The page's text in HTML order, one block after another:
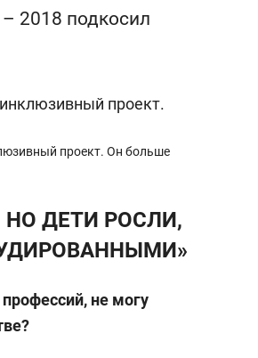
2018 подкосил
проект. Он больше
ДЕТИ РОСЛИ,
не могу